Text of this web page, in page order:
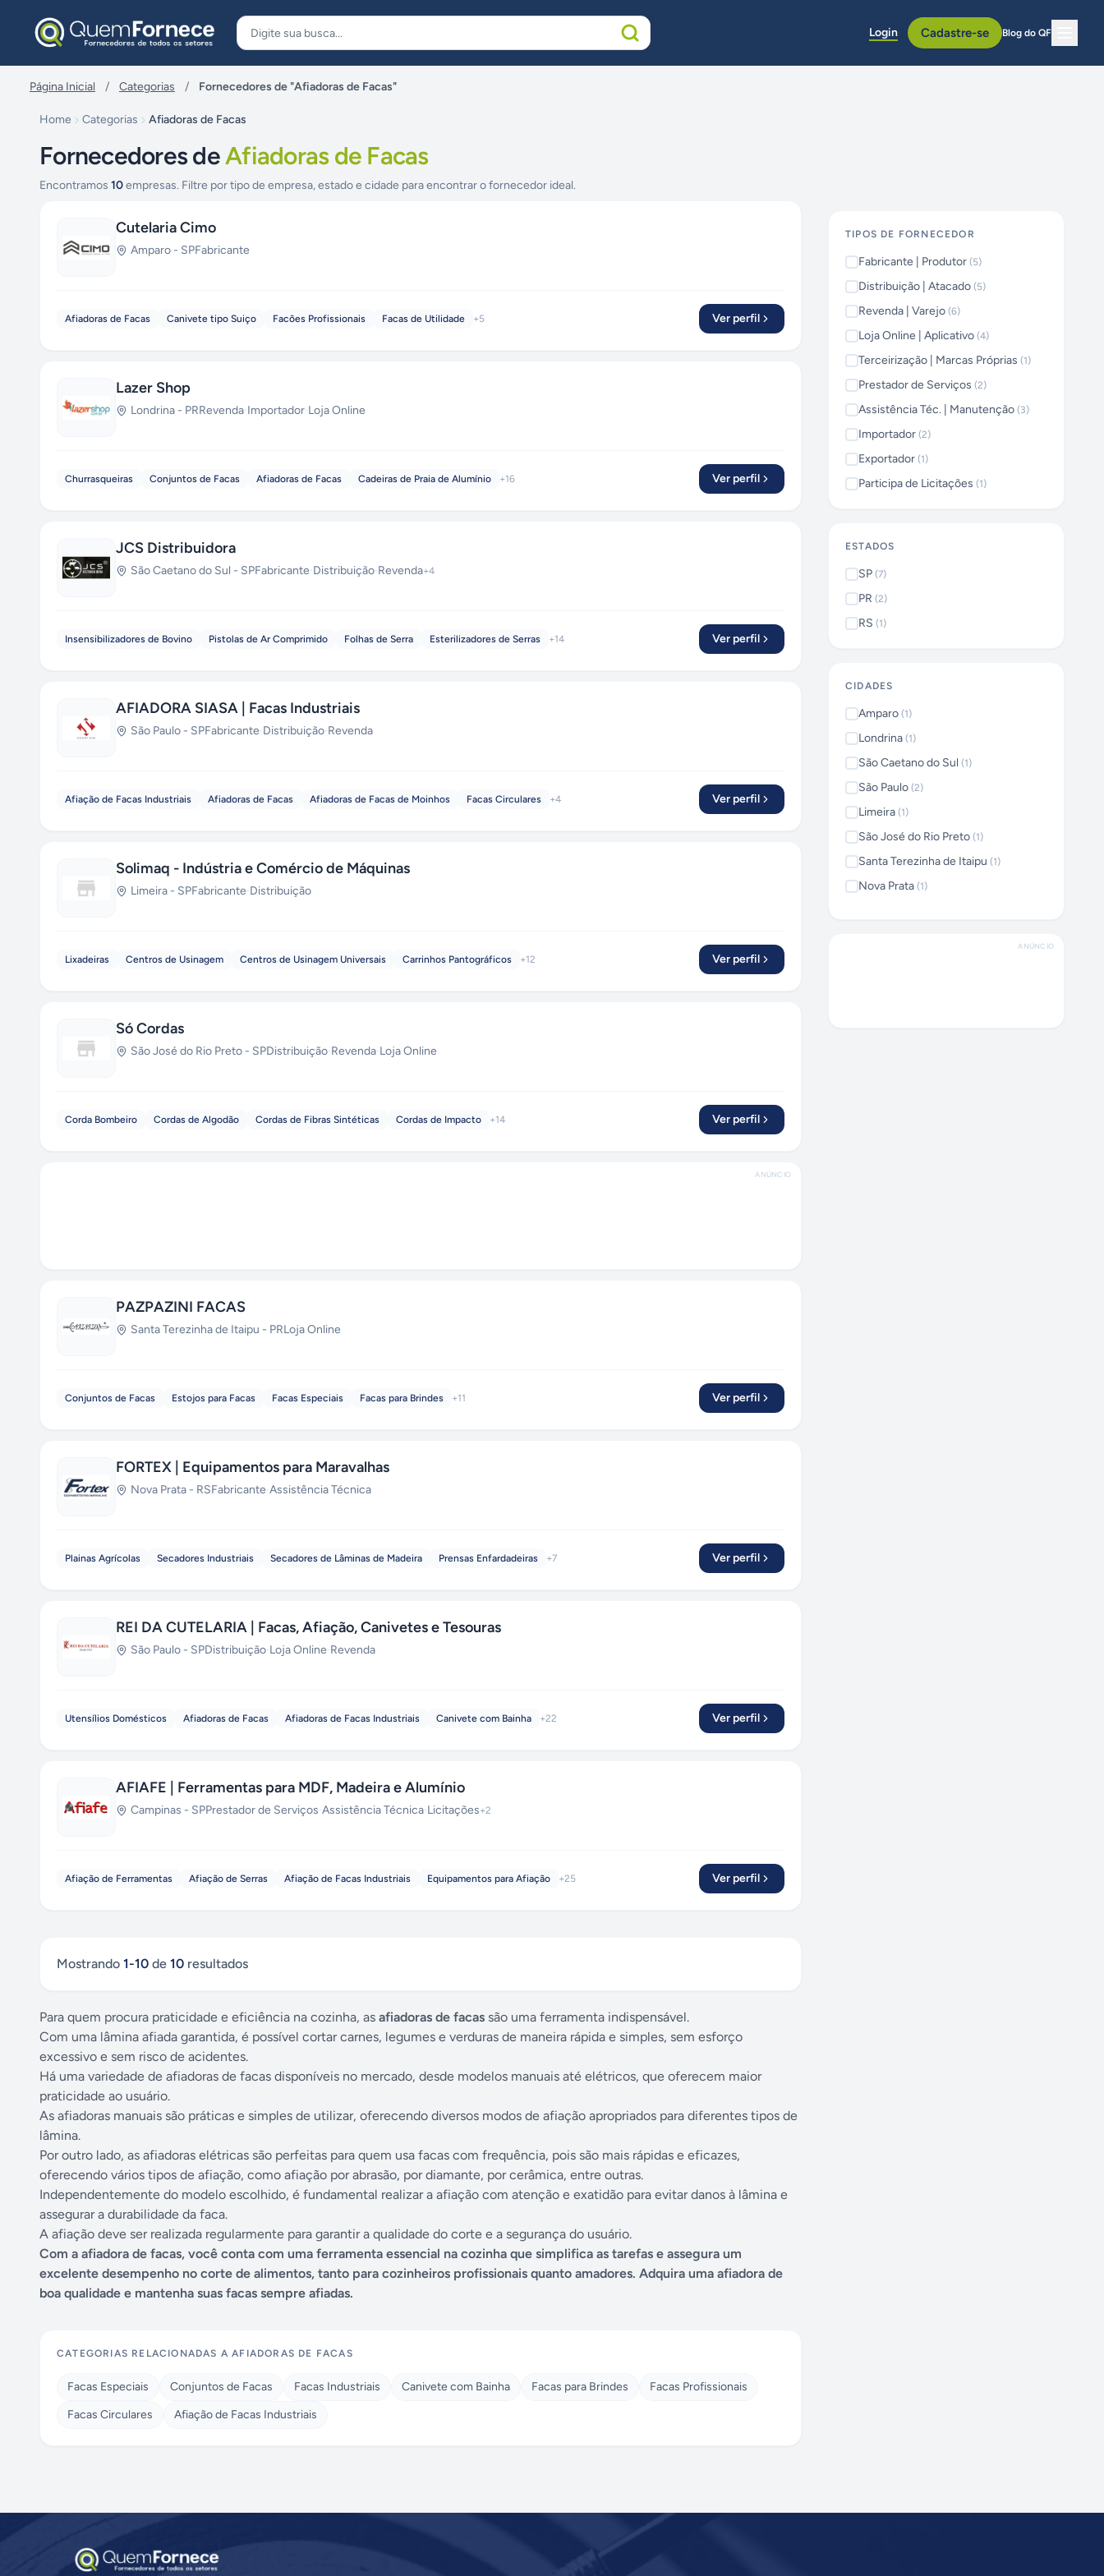
Login Cadastre-se Blog do QF
Página Inicial / Categorias / Fornecedores de "Afiadoras de Facas"
Home Categorias Afiadoras de Facas
Fornecedores deAfiadoras de Facas
Encontramos 10empresas. Filtre por tipo de empresa, estado e cidade para encontrar o fornecedor ideal.
Cutelaria Cimo
Amparo - SPFabricante
Afiadoras de Facas Canivete tipo Suiço Facões Profissionais Facas de Utilidade +5 Ver perfil
Lazer Shop
Londrina - PRRevenda·Importador·Loja Online
Churrasqueiras Conjuntos de Facas Afiadoras de Facas Cadeiras de Praia de Alumínio +16 Ver perfil
JCS Distribuidora
São Caetano do Sul - SPFabricante·Distribuição·Revenda+4
Insensibilizadores de Bovino Pistolas de Ar Comprimido Folhas de Serra Esterilizadores de Serras +14 Ver perfil
AFIADORA SIASA | Facas Industriais
São Paulo - SPFabricante·Distribuição·Revenda
Afiação de Facas Industriais Afiadoras de Facas Afiadoras de Facas de Moinhos Facas Circulares +4 Ver perfil
Solimaq - Indústria e Comércio de Máquinas
Limeira - SPFabricante·Distribuição
Lixadeiras Centros de Usinagem Centros de Usinagem Universais Carrinhos Pantográficos +12 Ver perfil
Só Cordas
São José do Rio Preto - SPDistribuição·Revenda·Loja Online
Corda Bombeiro Cordas de Algodão Cordas de Fibras Sintéticas Cordas de Impacto +14 Ver perfil
ANÚNCIO
PAZPAZINI FACAS
Santa Terezinha de Itaipu - PRLoja Online
Conjuntos de Facas Estojos para Facas Facas Especiais Facas para Brindes +11 Ver perfil
FORTEX | Equipamentos para Maravalhas
Nova Prata - RSFabricante·Assistência Técnica
Plainas Agrícolas Secadores Industriais Secadores de Lâminas de Madeira Prensas Enfardadeiras +7 Ver perfil
REI DA CUTELARIA | Facas, Afiação, Canivetes e Tesouras
São Paulo - SPDistribuição·Loja Online·Revenda
Utensílios Domésticos Afiadoras de Facas Afiadoras de Facas Industriais Canivete com Bainha +22 Ver perfil
AFIAFE | Ferramentas para MDF, Madeira e Alumínio
Campinas - SPPrestador de Serviços·Assistência Técnica·Licitações+2
Afiação de Ferramentas Afiação de Serras Afiação de Facas Industriais Equipamentos para Afiação +25 Ver perfil
Mostrando 1-10 de 10 resultados
Para quem procura praticidade e eficiência na cozinha, as afiadoras de facas são uma ferramenta indispensável.
Com uma lâmina afiada garantida, é possível cortar carnes, legumes e verduras de maneira rápida e simples, sem esforço
excessivo e sem risco de acidentes.
Há uma variedade de afiadoras de facas disponíveis no mercado, desde modelos manuais até elétricos, que oferecem maior
praticidade ao usuário.
As afiadoras manuais são práticas e simples de utilizar, oferecendo diversos modos de afiação apropriados para diferentes tipos de
lâmina.
Por outro lado, as afiadoras elétricas são perfeitas para quem usa facas com frequência, pois são mais rápidas e eficazes,
oferecendo vários tipos de afiação, como afiação por abrasão, por diamante, por cerâmica, entre outras.
Independentemente do modelo escolhido, é fundamental realizar a afiação com atenção e exatidão para evitar danos à lâmina e
assegurar a durabilidade da faca.
A afiação deve ser realizada regularmente para garantir a qualidade do corte e a segurança do usuário.
Com a afiadora de facas, você conta com uma ferramenta essencial na cozinha que simplifica as tarefas e assegura um
excelente desempenho no corte de alimentos, tanto para cozinheiros profissionais quanto amadores. Adquira uma afiadora de
boa qualidade e mantenha suas facas sempre afiadas.
CATEGORIAS RELACIONADAS AAFIADORAS DE FACAS
Facas Especiais Conjuntos de Facas Facas Industriais Canivete com Bainha Facas para Brindes
Facas Profissionais
Facas Circulares
Afiação de Facas Industriais
TIPOS DE FORNECEDOR
Fabricante | Produtor (5)
Distribuição | Atacado (5)
Revenda | Varejo (6)
Loja Online | Aplicativo (4)
Terceirização | Marcas Próprias (1)
Prestador de Serviços (2)
Assistência Téc. | Manutenção (3)
Importador (2)
Exportador (1)
Participa de Licitações (1)
ESTADOS
SP (7)
PR (2)
RS (1)
CIDADES
Amparo (1)
Londrina (1)
São Caetano do Sul (1)
São Paulo (2)
Limeira (1)
São José do Rio Preto (1)
Santa Terezinha de Itaipu (1)
Nova Prata (1)
ANÚNCIO